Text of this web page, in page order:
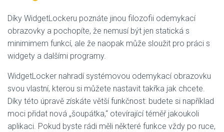
Díky WidgetLockeru poznáte jinou filozofii odemykací
obrazovky a pochopíte, že nemusí být jen statická s
minimimem funkcí, ale že naopak může sloužit pro práci s
widgety a dalšími programy.
WidgetLocker nahradí systémovou odemykací obrazovku
svou vlastní, kterou si můžete nastavit takřka jak chcete.
Díky této úpravě získáte větší funkčnost: budete si například
moci přidat nová „šoupátka,“ otevírající téměř jakoukoli
aplikaci. Pokud byste rádi měli některé funkce vždy po ruce,